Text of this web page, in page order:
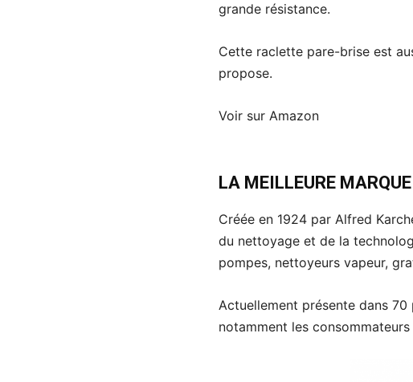
grande résistance.
Cette raclette pare-brise est
propose.
Voir sur Amazon
LA MEILLEURE
Créée en 1924 par Alfred
du nettoyage et de la
pompes, nettoyeurs vapeur,
Actuellement présente dans 70
notamment les